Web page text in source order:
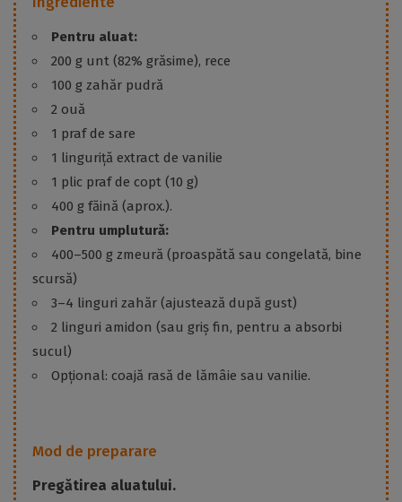
Pentru aluat:
200 g unt (82% grăsime), rece
100 g zahăr pudră
2 ouă
1 praf de sare
1 linguriță extract de vanilie
1 plic praf de copt (10 g)
400 g făină (aprox.).
Pentru umplutură:
400–500 g zmeură (proaspătă sau congelată, bine
scursă)
3–4 linguri zahăr (ajustează după gust)
2 linguri amidon (sau griș fin, pentru a absorbi
sucul)
Opțional: coajă rasă de lămâie sau vanilie.
Mod de preparare
Pregătirea aluatului.